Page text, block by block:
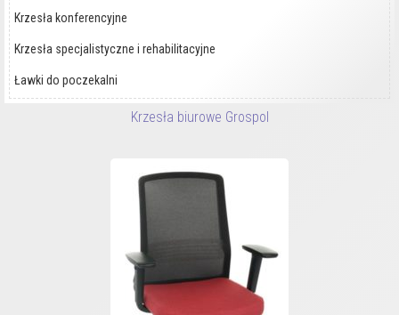
Krzesła konferencyjne
Krzesła specjalistyczne i rehabilitacyjne
Ławki do poczekalni
Krzesła biurowe Grospol